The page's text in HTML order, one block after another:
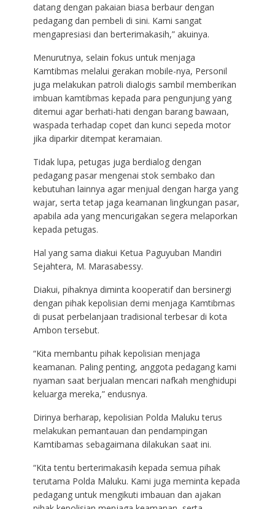
datang dengan pakaian biasa berbaur dengan
pedagang dan pembeli di sini. Kami sangat
mengapresiasi dan berterimakasih,” akuinya.
Menurutnya, selain fokus untuk menjaga
Kamtibmas melalui gerakan mobile-nya, Personil
juga melakukan patroli dialogis sambil memberikan
imbuan kamtibmas kepada para pengunjung yang
ditemui agar berhati-hati dengan barang bawaan,
waspada terhadap copet dan kunci sepeda motor
jika diparkir ditempat keramaian.
Tidak lupa, petugas juga berdialog dengan
pedagang pasar mengenai stok sembako dan
kebutuhan lainnya agar menjual dengan harga yang
wajar, serta tetap jaga keamanan lingkungan pasar,
apabila ada yang mencurigakan segera melaporkan
kepada petugas.
Hal yang sama diakui Ketua Paguyuban Mandiri
Sejahtera, M. Marasabessy.
Diakui, pihaknya diminta kooperatif dan bersinergi
dengan pihak kepolisian demi menjaga Kamtibmas
di pusat perbelanjaan tradisional terbesar di kota
Ambon tersebut.
“Kita membantu pihak kepolisian menjaga
keamanan. Paling penting, anggota pedagang kami
nyaman saat berjualan mencari nafkah menghidupi
keluarga mereka,” endusnya.
Dirinya berharap, kepolisian Polda Maluku terus
melakukan pemantauan dan pendampingan
Kamtibamas sebagaimana dilakukan saat ini.
“Kita tentu berterimakasih kepada semua pihak
terutama Polda Maluku. Kami juga meminta kepada
pedagang untuk mengikuti imbauan dan ajakan